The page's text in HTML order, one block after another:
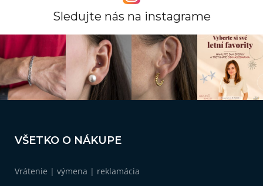
Sledujte nás na instagrame
VŠETKO O NÁKUPE
Vrátenie | výmena | reklamácia